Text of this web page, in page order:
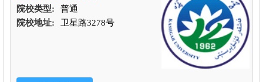
院校类型:
普通
院校地址:
卫星路3278号